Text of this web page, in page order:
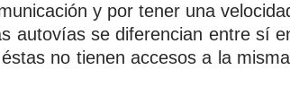
y por tener una
autovías se diferencian entre sí
no tienen accesos a la